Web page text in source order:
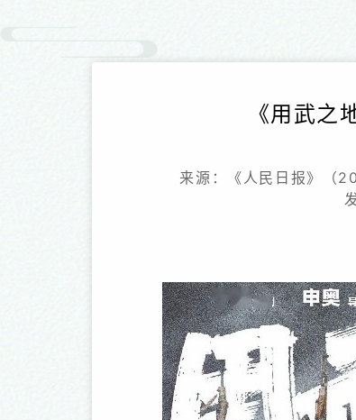
《用武之
来源：《人民日报》（